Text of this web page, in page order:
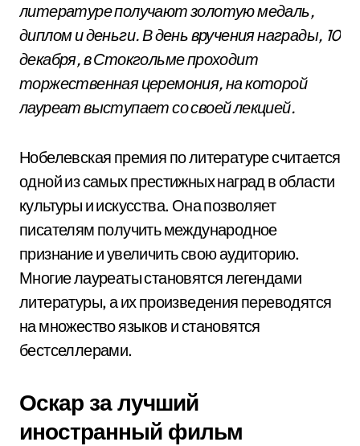
литературе получают золотую медаль,
диплом и деньги. В день вручения награды, 10
декабря, в Стокгольме проходит
торжественная церемония, на которой
лауреат выступает со своей лекцией.
Нобелевская премия по литературе считается
одной из самых престижных наград в области
культуры и искусства. Она позволяет
писателям получить международное
признание и увеличить свою аудиторию.
Многие лауреаты становятся легендами
литературы, а их произведения переводятся
на множество языков и становятся
бестселлерами.
Оскар за лучший
иностранный фильм